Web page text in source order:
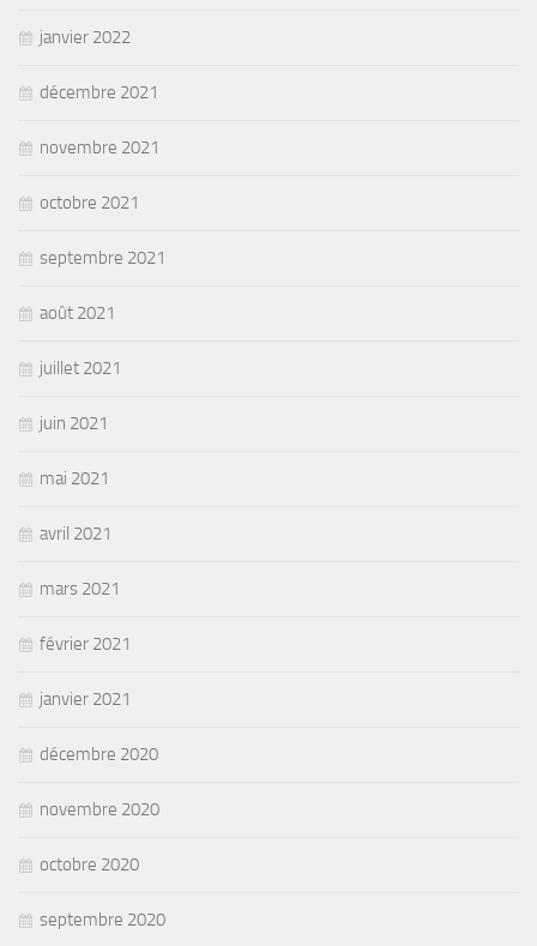
janvier 2022
décembre 2021
novembre 2021
octobre 2021
septembre 2021
août 2021
juillet 2021
juin 2021
mai 2021
avril 2021
mars 2021
février 2021
janvier 2021
décembre 2020
novembre 2020
octobre 2020
septembre 2020